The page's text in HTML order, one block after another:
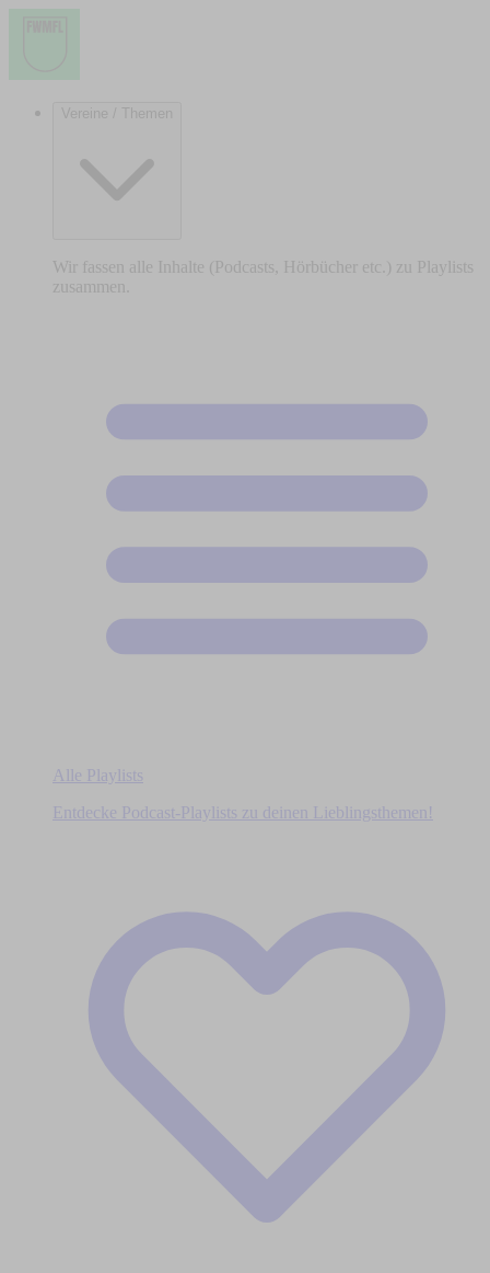
Vereine / Themen
Wir fassen alle Inhalte (Podcasts, Hörbücher etc.) zu Playlists
zusammen.
Alle Playlists
Entdecke Podcast-Playlists zu deinen Lieblingsthemen!